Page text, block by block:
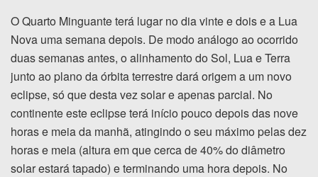
O Quarto Minguante terá lugar no dia vinte e dois e a Lua
Nova uma semana depois. De modo análogo ao ocorrido
duas semanas antes, o alinhamento do Sol, Lua e Terra
junto ao plano da órbita terrestre dará origem a um novo
eclipse, só que desta vez solar e apenas parcial. No
continente este eclipse terá início pouco depois das nove
horas e meia da manhã, atingindo o seu máximo pelas dez
horas e meia (altura em que cerca de 40% do diâmetro
solar estará tapado) e terminando uma hora depois. No